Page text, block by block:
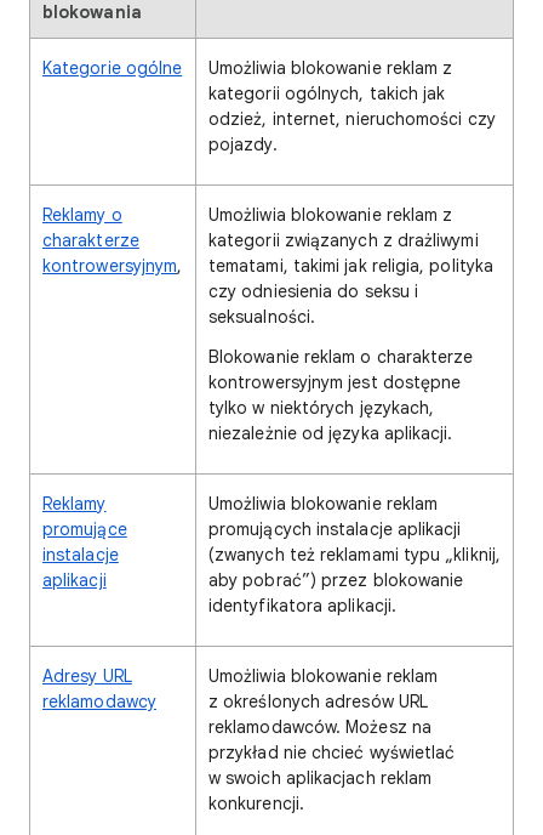
blokowania
Kategorie ogólne
Umożliwia blokowanie reklam z
kategorii ogólnych, takich jak
odzież, internet, nieruchomości czy
pojazdy.
Reklamy o
charakterze
kontrowersyjnym,
Umożliwia blokowanie reklam z
kategorii związanych z drażliwymi
tematami, takimi jak religia, polityka
czy odniesienia do seksu i
seksualności.
Blokowanie reklam o charakterze
kontrowersyjnym jest dostępne
tylko w niektórych językach,
niezależnie od języka aplikacji.
Reklamy
promujące
instalacje
aplikacji
Umożliwia blokowanie reklam
promujących instalacje aplikacji
(zwanych też reklamami typu „kliknij,
aby pobrać”) przez blokowanie
identyfikatora aplikacji.
Adresy URL
reklamodawcy
Umożliwia blokowanie reklam
z określonych adresów URL
reklamodawców. Możesz na
przykład nie chcieć wyświetlać
w swoich aplikacjach reklam
konkurencji.